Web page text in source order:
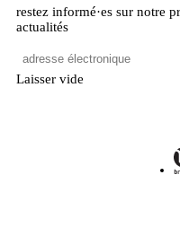
restez informé·es sur notre
actualités
Laisser vide